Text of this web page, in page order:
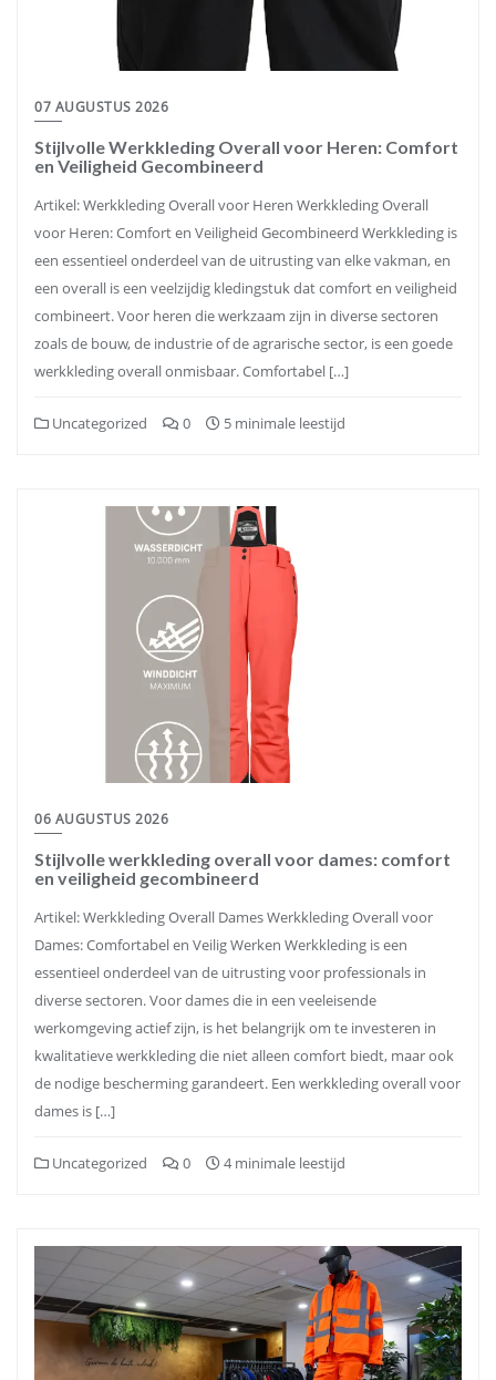
07 AUGUSTUS 2026
Stijlvolle Werkkleding Overall voor Heren: Comfort
en Veiligheid Gecombineerd
Artikel: Werkkleding Overall voor Heren Werkkleding Overall
voor Heren: Comfort en Veiligheid Gecombineerd Werkkleding is
een essentieel onderdeel van de uitrusting van elke vakman, en
een overall is een veelzijdig kledingstuk dat comfort en veiligheid
combineert. Voor heren die werkzaam zijn in diverse sectoren
zoals de bouw, de industrie of de agrarische sector, is een goede
werkkleding overall onmisbaar. Comfortabel […]
Uncategorized 0 5 minimale leestijd
06 AUGUSTUS 2026
Stijlvolle werkkleding overall voor dames: comfort
en veiligheid gecombineerd
Artikel: Werkkleding Overall Dames Werkkleding Overall voor
Dames: Comfortabel en Veilig Werken Werkkleding is een
essentieel onderdeel van de uitrusting voor professionals in
diverse sectoren. Voor dames die in een veeleisende
werkomgeving actief zijn, is het belangrijk om te investeren in
kwalitatieve werkkleding die niet alleen comfort biedt, maar ook
de nodige bescherming garandeert. Een werkkleding overall voor
dames is […]
Uncategorized 0 4 minimale leestijd